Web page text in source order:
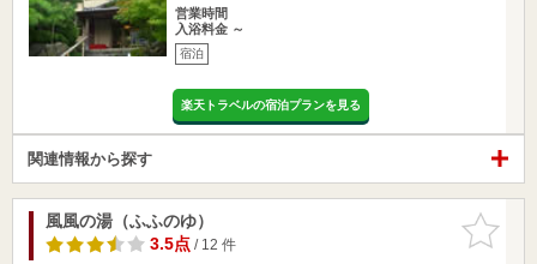
営業時間
入浴料金 ～
宿泊
楽天トラベルの宿泊プランを見る
関連情報から探す
お気に入
りに追加
風風の湯（ふふのゆ）
3.5点/ 12 件